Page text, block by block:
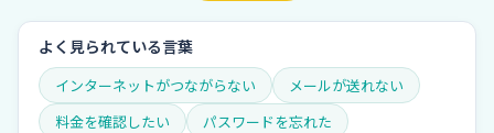
よく見られている言葉
インターネットがつながらない
メールが送れない
料金を確認したい
パスワードを忘れた